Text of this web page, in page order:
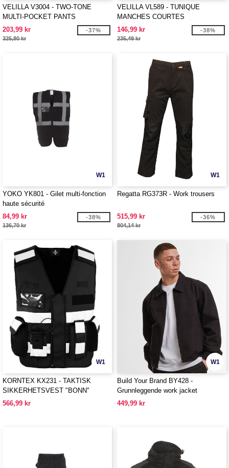
VELILLA V3004 - TWO-TONE
MULTI-POCKET PANTS
203,99 kr
325,80 kr
-37%
VELILLA VL589 - TUNIQUE
MANCHES COURTES
146,99 kr
235,49 kr
-38%
W1
YOKO YK801 - Gilet multi-fonction
haute sécurité
84,99 kr
136,70 kr
-38%
W1
Regatta RG373R - Work trousers
515,99 kr
804,14 kr
-36%
W1
KORNTEX KX231 - TAKTISK
SIKKERHETSVEST "BONN"
566,99 kr
W1
Build Your Brand BY428 -
Grunnleggende work jacket
449,99 kr